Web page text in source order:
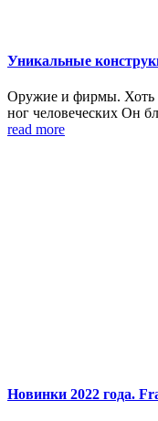
Уникальные
Оружие и фирмы. Хоть
ног человеческих Он
read more
Новинки 2022 года.